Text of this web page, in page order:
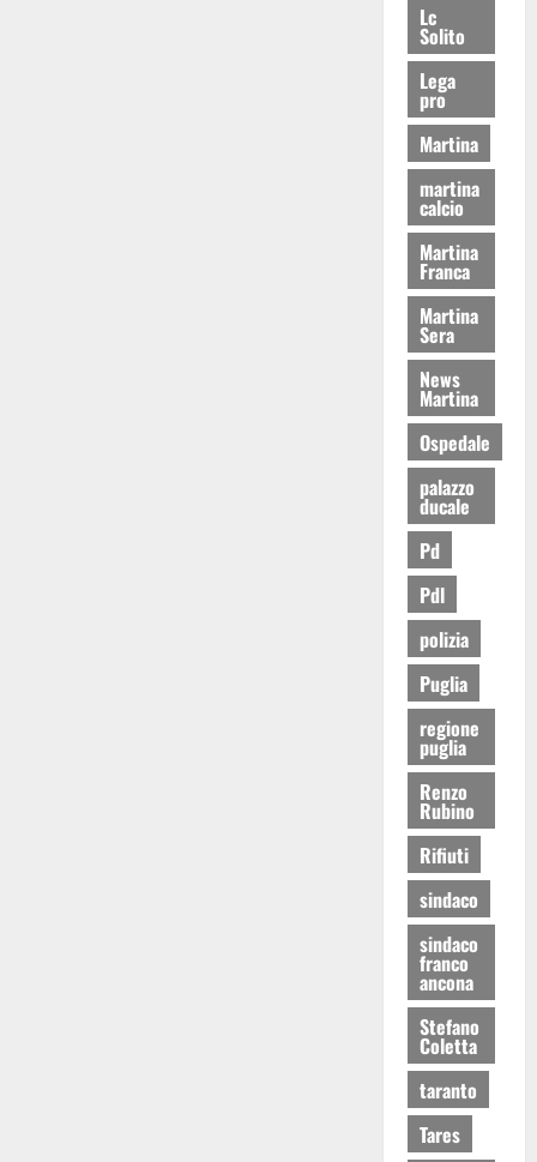
Lc
Solito
Lega
pro
Martina
martina
calcio
Martina
Franca
Martina
Sera
News
Martina
Ospedale
palazzo
ducale
Pd
Pdl
polizia
Puglia
regione
puglia
Renzo
Rubino
Rifiuti
sindaco
sindaco
franco
ancona
Stefano
Coletta
taranto
Tares